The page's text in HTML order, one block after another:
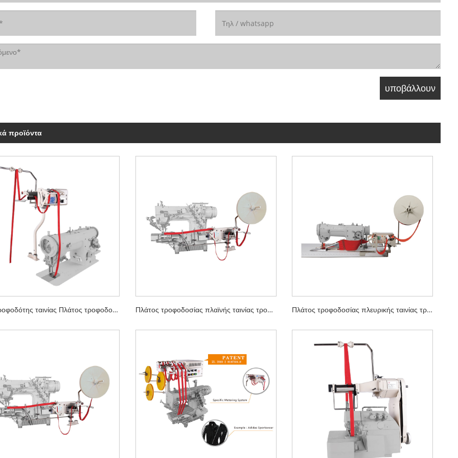
προϊόντα
Άνω τροφοδότης ταινίας Πλάτος τροφοδοσίας 70mm Πλάτος τροφοδοσίας πλαϊνής ταινίας τροφοδότη 200mm Πλάτος τροφοδοσίας πλευρικής ταινίας τροφοδότη 150mm